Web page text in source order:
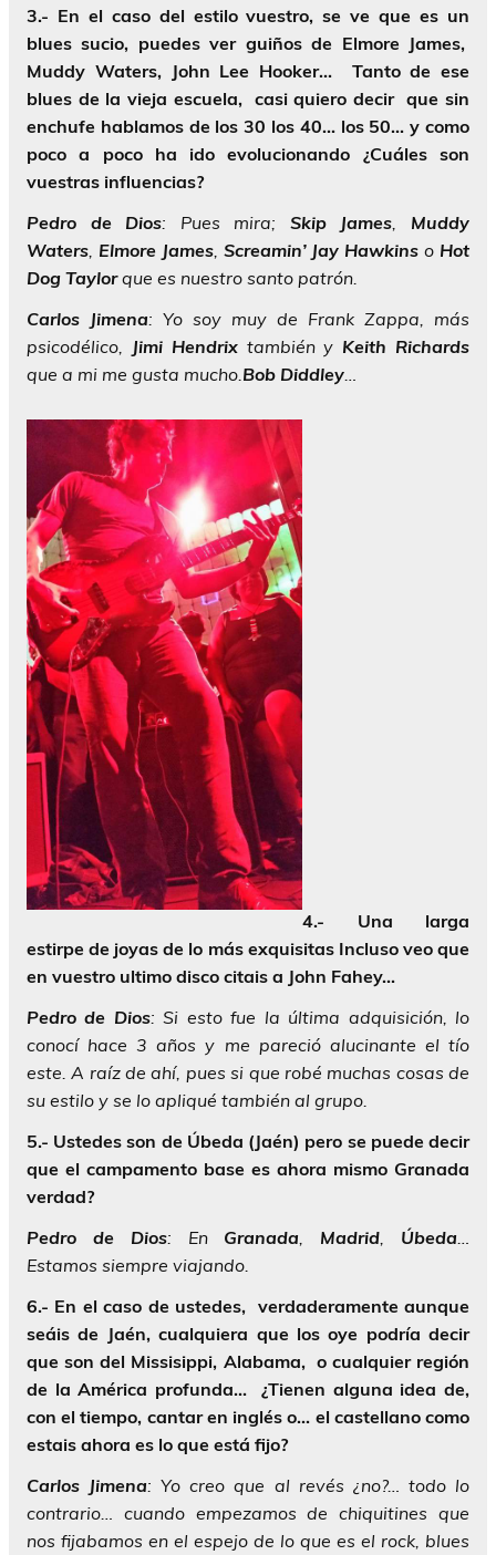
3.- En el caso del estilo vuestro, se ve que es un
blues sucio, puedes ver guiños de Elmore James,
Muddy Waters, John Lee Hooker… Tanto de ese
blues de la vieja escuela, casi quiero decir que sin
enchufe hablamos de los 30 los 40… los 50… y como
poco a poco ha ido evolucionando ¿Cuáles son
vuestras influencias?
Pedro
de Dios: Pues mira; Skip James
Muddy
Waters Elmore James, Screamin’ Jay Hawkins o Hot
Dog Taylorque es nuestro santo patrón.
Carlos Jimena: Yo soy muy de Frank Zappa, más
psicodélico,
Jimi Hendrixtambién y Keith Richards
que a mi me gusta mucho. Bob Diddley
4.- Una larga
estirpe de joyas de lo más exquisitas Incluso veo que
en vuestro ultimo disco citais a John Fahey…
Pedro de Dios: Si esto fue la última adquisición, lo
conocí hace 3 años y me pareció alucinante el tío
este. A raíz de ahí, pues si que robé muchas cosas de
su estilo y se lo apliqué también al grupo.
5.- Ustedes son de Úbeda (Jaén) pero se puede decir
que el campamento base es ahora mismo Granada
verdad?
Pedro
de Dios: En Granada Madrid Úbeda
Estamos siempre viajando.
6.- En el caso de ustedes, verdaderamente aunque
seáis de Jaén, cualquiera que los oye podría decir
que son del Missisippi, Alabama, o cualquier región
de la América profunda… ¿Tienen alguna idea de,
con el tiempo, cantar en inglés o… el castellano como
estais ahora es lo que está fijo?
Carlos Jimena: Yo creo que al revés ¿no?… todo lo
contrario… cuando empezamos de chiquitines que
nos fijabamos en el espejo de lo que es el rock, blues